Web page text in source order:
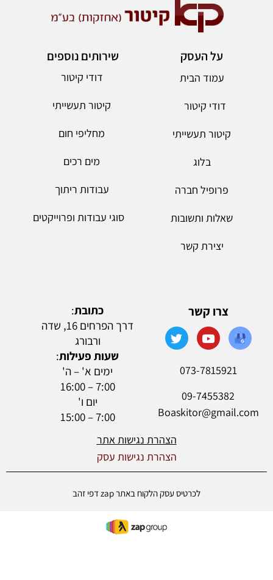
שירותים נוספים
דודי קיטור
קיטור תעשייתי
מחליפי חום
מים רכים
עבודות ריתוך
סוגי עבודות ופרוייקטים
על העסק
עמוד הבית
דודי קיטור
קיטור תעשייתי
בלוג
פרופיל חברה
שאלות ותשובות
יצירת קשר
כתובת:
דרך הפרחים 16, שדה
ורבורג
שעות פעילות:
ימים א' – ה'
7:00 – 16:00
יום ו'
7:00 – 15:00
צרו קשר
073-7815921
09-7455382
Boaskitor@gmail.com
הצהרת נגישות אתר
הצהרת נגישות עסק
לכרטיס עסק הלקוח באתר zap דפי זהב